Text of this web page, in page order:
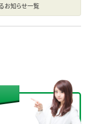
お知らせ一覧